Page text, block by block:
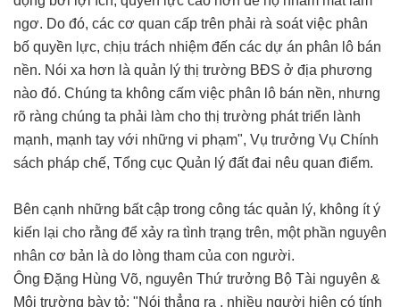
ngơ. Do đó, các cơ quan cấp trên phải rà soát việc phân
bố quyền lực, chịu trách nhiệm đến các dự án phân lô bán
nền. Nói xa hơn là quản lý thị trường BĐS ở địa phương
nào đó. Chúng ta không cấm việc phân lô bán nền, nhưng
rõ ràng chúng ta phải làm cho thị trường phát triển lành
mạnh, mạnh tay với những vi phạm", Vụ trưởng Vụ Chính
sách pháp chế, Tổng cục Quản lý đất đai nêu quan điểm.
Bên cạnh những bất cập trong công tác quản lý, không ít ý
kiến lại cho rằng để xảy ra tình trạng trên, một phần nguyên
nhân cơ bản là do lòng tham của con người.
Ông Đặng Hùng Võ, nguyên Thứ trưởng Bộ Tài nguyên &
Môi trường bày tỏ: "Nói thẳng ra , nhiều người hiện có tính